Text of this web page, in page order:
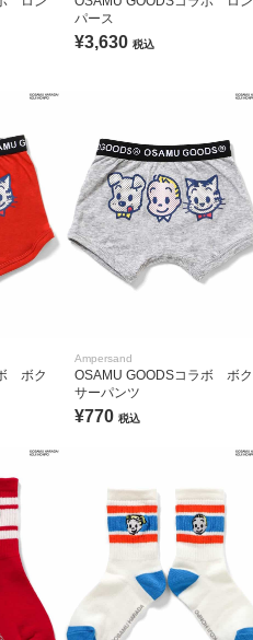
パース
¥3,630 税込
ボク
Ampersand
OSAMU GOODSコラボ ボク
サーパンツ
¥770 税込